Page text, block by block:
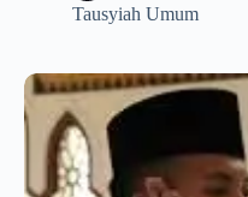
Tausyiah Umum